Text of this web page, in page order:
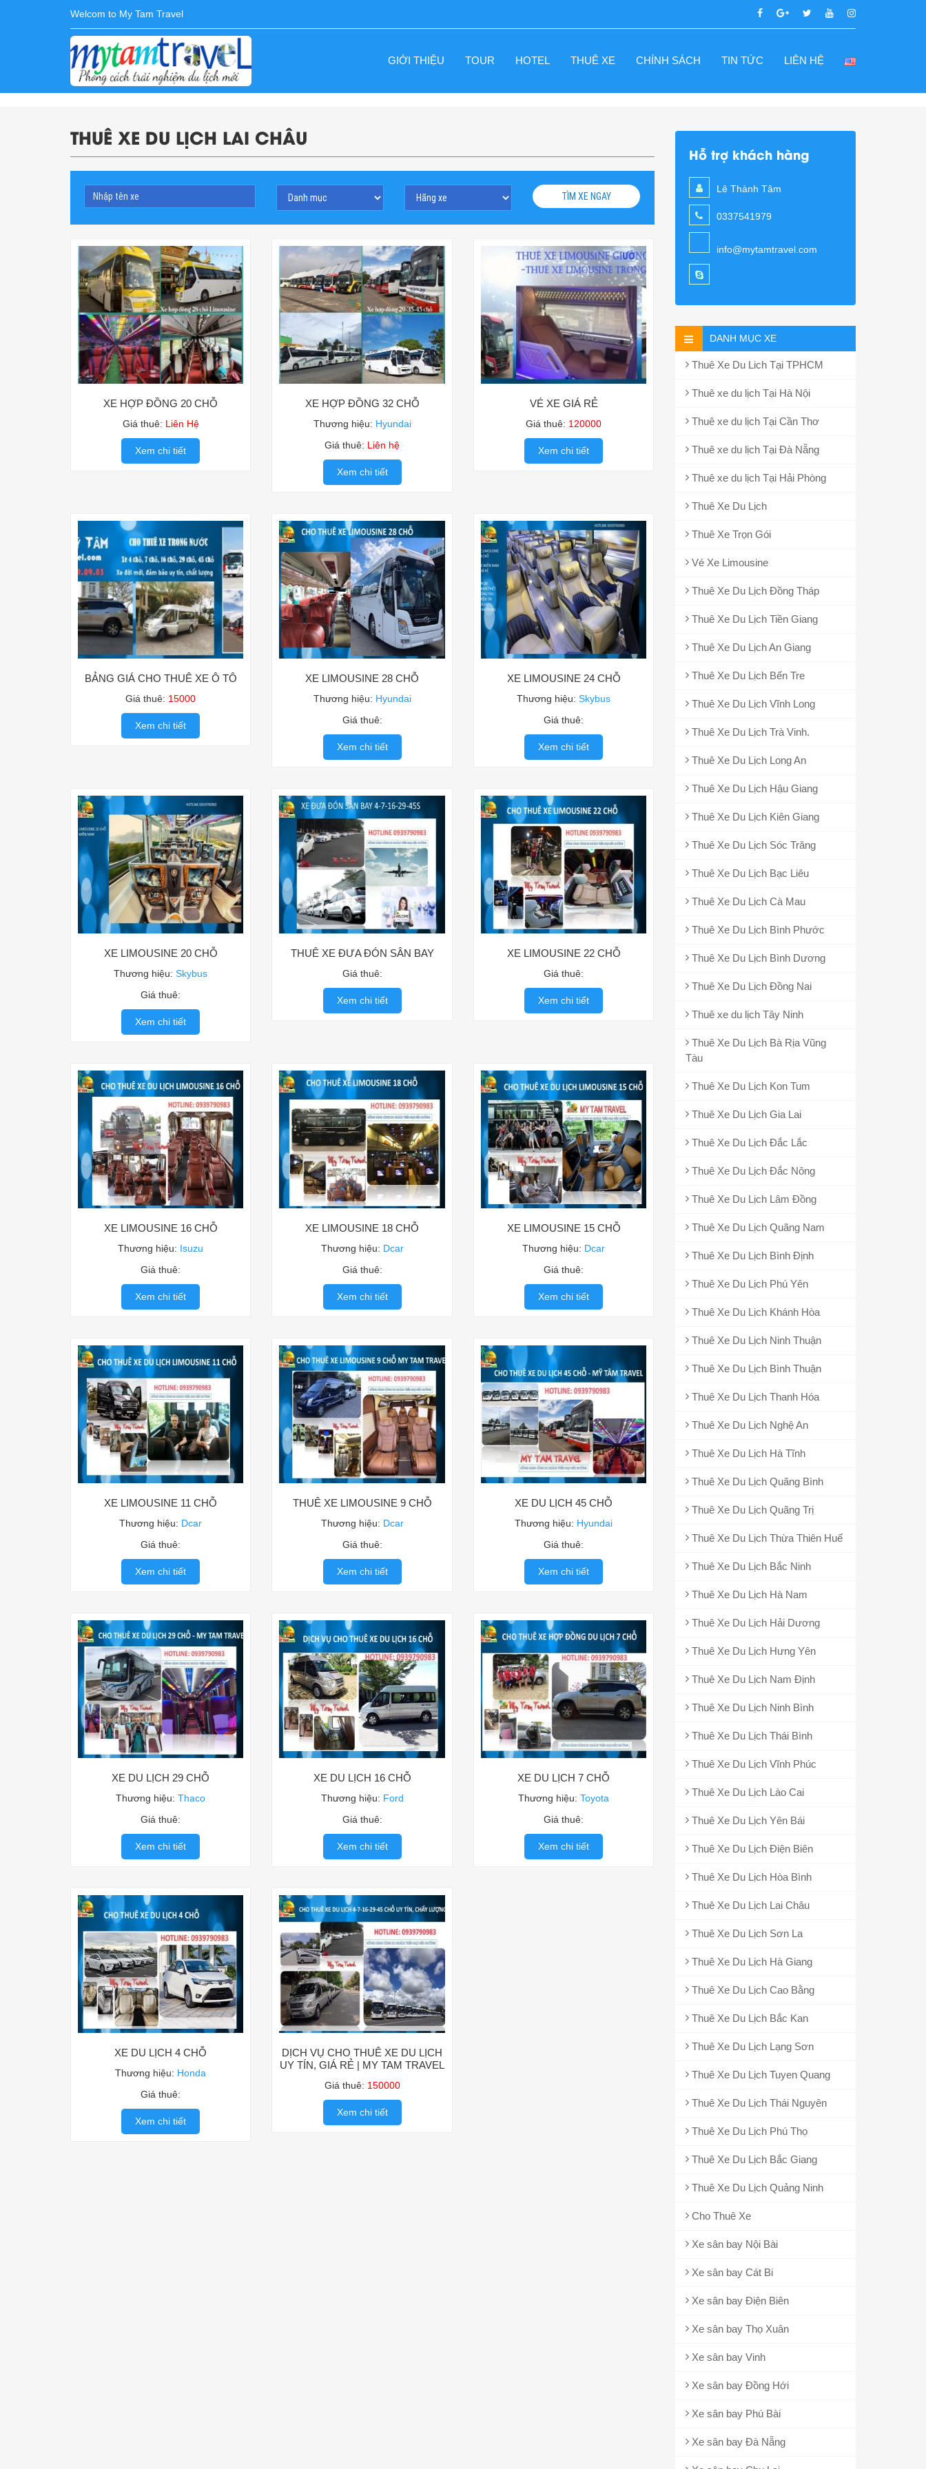
Welcom to My Tam Travel
GIỚI THIỆU TOUR HOTEL THUÊ XE CHÍNH SÁCH TIN TỨC LIÊN HỆ
THUÊ XE DU LỊCH LAI CHÂU
TÌM XE NGAY
XE HỢP ĐỒNG 20 CHỖ
Giá thuê: Liên Hệ
Xem chi tiết
XE HỢP ĐỒNG 32 CHỖ
Thương hiệu: Hyundai
Giá thuê: Liên hệ
Xem chi tiết
VÉ XE GIÁ RẺ
Giá thuê: 120000
Xem chi tiết
BẢNG GIÁ CHO THUÊ XE Ô TÔ
Giá thuê: 15000
Xem chi tiết
XE LIMOUSINE 28 CHỖ
Thương hiệu: Hyundai
Giá thuê:
Xem chi tiết
XE LIMOUSINE 24 CHỖ
Thương hiệu:Skybus
Giá thuê:
Xem chi tiết
XE LIMOUSINE 20 CHỖ
Thương hiệu:Skybus
Giá thuê:
Xem chi tiết
THUÊ XE ĐƯA ĐÓN SÂN BAY
Giá thuê:
Xem chi tiết
XE LIMOUSINE 22 CHỖ
Giá thuê:
Xem chi tiết
XE LIMOUSINE 16 CHỖ
Thương hiệu: Isuzu
Giá thuê:
Xem chi tiết
XE LIMOUSINE 18 CHỖ
Thương hiệu: Dcar
Giá thuê:
Xem chi tiết
XE LIMOUSINE 15 CHỖ
Thương hiệu: Dcar
Giá thuê:
Xem chi tiết
XE LIMOUSINE 11 CHỖ
Thương hiệu: Dcar
Giá thuê:
Xem chi tiết
THUÊ XE LIMOUSINE 9 CHỖ
Thương hiệu: Dcar
Giá thuê:
Xem chi tiết
XE DU LỊCH 45 CHỖ
Thương hiệu: Hyundai
Giá thuê:
Xem chi tiết
XE DU LỊCH 29 CHỖ
Thương hiệu:Thaco
Giá thuê:
Xem chi tiết
XE DU LỊCH 16 CHỖ
Thương hiệu: Ford
Giá thuê:
Xem chi tiết
XE DU LỊCH 7 CHỖ
Thương hiệu:Toyota
Giá thuê:
Xem chi tiết
XE DU LỊCH 4 CHỖ
Thương hiệu: Honda
Giá thuê:
Xem chi tiết
DỊCH VỤ CHO THUÊ XE DU LỊCH
UY TÍN, GIÁ RẺ | MY TAM TRAVEL
Giá thuê: 150000
Xem chi tiết
Hỗ trợ khách hàng
Lê Thành Tâm
0337541979
info@mytamtravel.com
DANH MỤC XE
Thuê Xe Du Lich Tại TPHCM
Thuê xe du lịch Tại Hà Nội
Thuê xe du lịch Tại Cần Thơ
Thuê xe du lịch Tại Đà Nẵng
Thuê xe du lịch Tại Hải Phòng
Thuê Xe Du Lịch
Thuê Xe Trọn Gói
Vé Xe Limousine
Thuê Xe Du Lịch Đồng Tháp
Thuê Xe Du Lịch Tiền Giang
Thuê Xe Du Lịch An Giang
Thuê Xe Du Lịch Bến Tre
Thuê Xe Du Lịch Vĩnh Long
Thuê Xe Du Lịch Trà Vinh.
Thuê Xe Du Lịch Long An
Thuê Xe Du Lịch Hậu Giang
Thuê Xe Du Lịch Kiên Giang
Thuê Xe Du Lịch Sóc Trăng
Thuê Xe Du Lịch Bạc Liêu
Thuê Xe Du Lịch Cà Mau
Thuê Xe Du Lịch Bình Phước
Thuê Xe Du Lịch Bình Dương
Thuê Xe Du Lịch Đồng Nai
Thuê xe du lịch Tây Ninh
Thuê Xe Du Lịch Bà Rịa Vũng
Tàu
Thuê Xe Du Lịch Kon Tum
Thuê Xe Du Lịch Gia Lai
Thuê Xe Du Lịch Đắc Lắc
Thuê Xe Du Lịch Đắc Nông
Thuê Xe Du Lịch Lâm Đồng
Thuê Xe Du Lịch Quãng Nam
Thuê Xe Du Lịch Bình Định
Thuê Xe Du Lịch Phú Yên
Thuê Xe Du Lịch Khánh Hòa
Thuê Xe Du Lịch Ninh Thuận
Thuê Xe Du Lịch Bình Thuận
Thuê Xe Du Lịch Thanh Hóa
Thuê Xe Du Lịch Nghệ An
Thuê Xe Du Lịch Hà Tĩnh
Thuê Xe Du Lịch Quãng Bình
Thuê Xe Du Lịch Quãng Trị
Thuê Xe Du Lịch Thừa Thiên Huế
Thuê Xe Du Lịch Bắc Ninh
Thuê Xe Du Lịch Hà Nam
Thuê Xe Du Lịch Hải Dương
Thuê Xe Du Lịch Hưng Yên
Thuê Xe Du Lịch Nam Định
Thuê Xe Du Lịch Ninh Bình
Thuê Xe Du Lịch Thái Bình
Thuê Xe Du Lịch Vĩnh Phúc
Thuê Xe Du Lịch Lào Cai
Thuê Xe Du Lịch Yên Bái
Thuê Xe Du Lịch Điện Biên
Thuê Xe Du Lịch Hòa Bình
Thuê Xe Du Lịch Lai Châu
Thuê Xe Du Lịch Sơn La
Thuê Xe Du Lịch Hà Giang
Thuê Xe Du Lịch Cao Bằng
Thuê Xe Du Lịch Bắc Kan
Thuê Xe Du Lịch Lạng Sơn
Thuê Xe Du Lịch Tuyen Quang
Thuê Xe Du Lịch Thái Nguyên
Thuê Xe Du Lịch Phú Thọ
Thuê Xe Du Lịch Bắc Giang
Thuê Xe Du Lịch Quảng Ninh
Cho Thuê Xe
Xe sân bay Nội Bài
Xe sân bay Cát Bi
Xe sân bay Điện Biên
Xe sân bay Thọ Xuân
Xe sân bay Vinh
Xe sân bay Đồng Hới
Xe sân bay Phú Bài
Xe sân bay Đà Nẵng